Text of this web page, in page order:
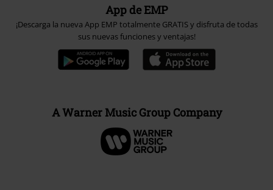
App de EMP
¡Descarga la nueva App EMP totalmente GRATIS y disfruta de todas
sus nuevas funciones y ventajas!
A Warner Music Group Company